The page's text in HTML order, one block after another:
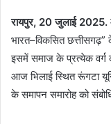
रायपुर, 20 जुलाई 2025.
भारत–विकसित छत्तीसगढ़”
इसमें समाज के प्रत्येक वर्ग
आज भिलाई स्थित रूंगटा
के समापन समारोह को